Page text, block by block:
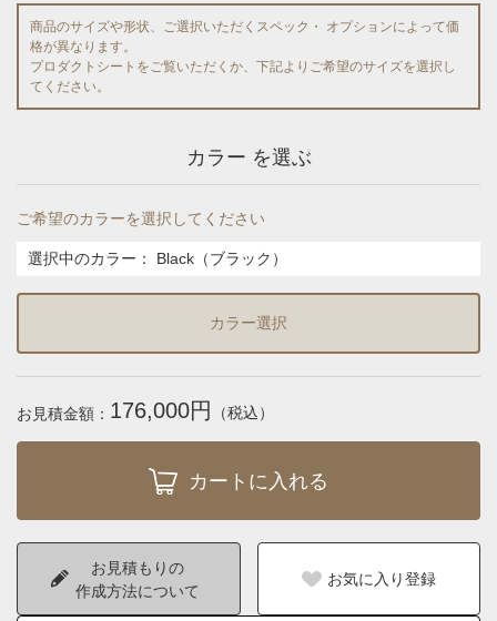
商品のサイズや形状、ご選択いただくスペック・ オプションによって価
格が異なります。
プロダクトシートをご覧いただくか、下記よりご希望のサイズを選択し
てください。
カラー を選ぶ
ご希望のカラーを選択してください
選択中のカラー： Black（ブラック）
カラー選択
お見積金額： 176,000円 （税込）
お見積もりの
作成方法について
お気に入り登録